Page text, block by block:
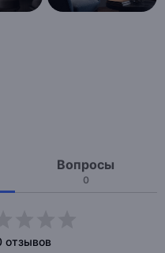
Вопросы
0
отзывов